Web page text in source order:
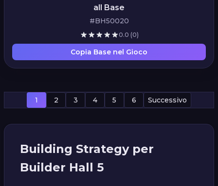
all Base
#BH50020
0.0 (0)
Copia Base nel Gioco
1 2 3 4 5 6 Successivo
Building Strategy per
Builder Hall 5